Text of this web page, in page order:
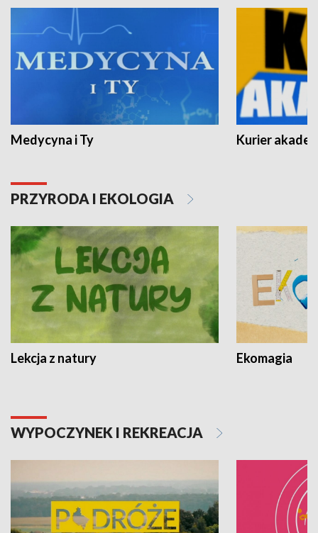
Medycyna i Ty Kurier
PRZYRODA I EKOLOGIA
Lekcja z natury Ekomagia
WYPOCZYNEK I REKREACJA